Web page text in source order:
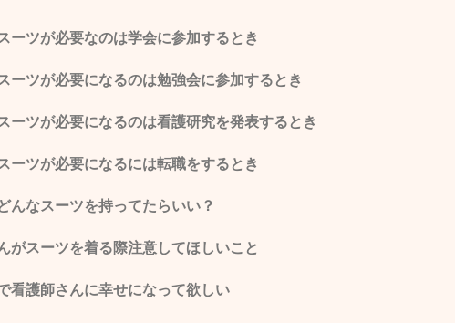
ーツが必要なのは学会に参加するとき
ーツが必要になるのは勉強会に参加するとき
ーツが必要になるのは看護研究を発表するとき
ーツが必要になるには転職をするとき
んなスーツを持ってたらいい？
がスーツを着る際注意してほしいこと
看護師さんに幸せになって欲しい